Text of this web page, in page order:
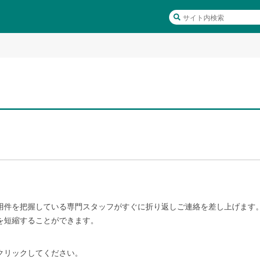
を把握している専門スタッフがすぐに折り返しご連絡を差し上げます。
縮することができます。
ックしてください。